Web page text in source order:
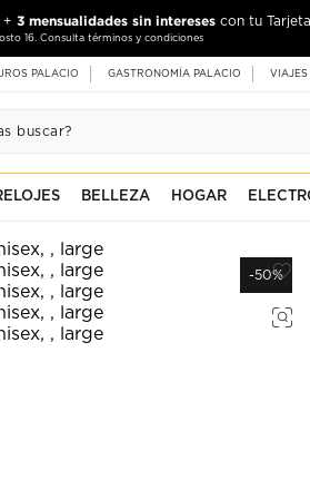
+ 3 mensualidades sin intereses con tu
16. Consulta términos y condiciones
PALACIO GASTRONOMÍA PALACIO VIAJES
BELLEZA HOGAR
-50%